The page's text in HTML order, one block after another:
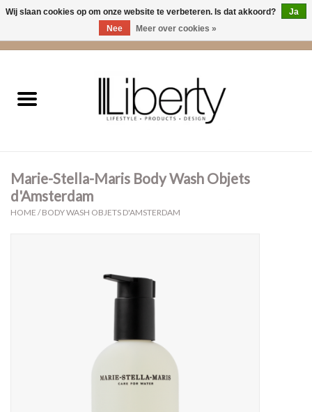
Kleding
Cadeaus
Marie-Stella-Maris Body Wash Objets
d'Amsterdam
HOME /BODY WASH OBJETS D'AMSTERDAM
Wij slaan cookies op om onze website te verbeteren. Is dat akkoord?
Ja
Nee
Meer over cookies »